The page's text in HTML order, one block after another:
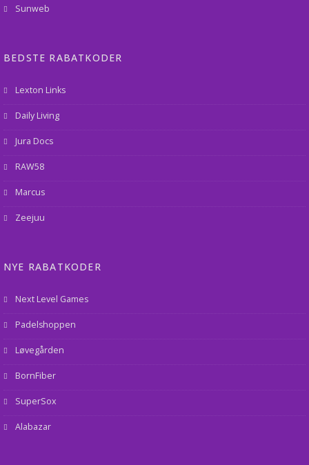
Sunweb
BEDSTE RABATKODER
Lexton Links
Daily Living
Jura Docs
RAW58
Marcus
Zeejuu
NYE RABATKODER
Next Level Games
Padelshoppen
Løvegården
BornFiber
SuperSox
Alabazar